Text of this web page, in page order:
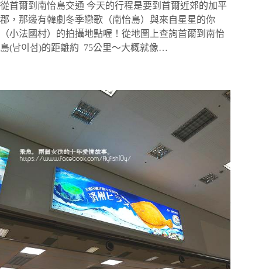
從首爾到南怡島交通 今天的行程是要到首爾近郊的加平
郡，那邊有韓劇冬季戀歌（南怡島）與來自星星的你
（小法國村）的拍攝地點喔！從地圖上查詢首爾到南怡
島(남이섬)的距離約 75公里～大概就像…